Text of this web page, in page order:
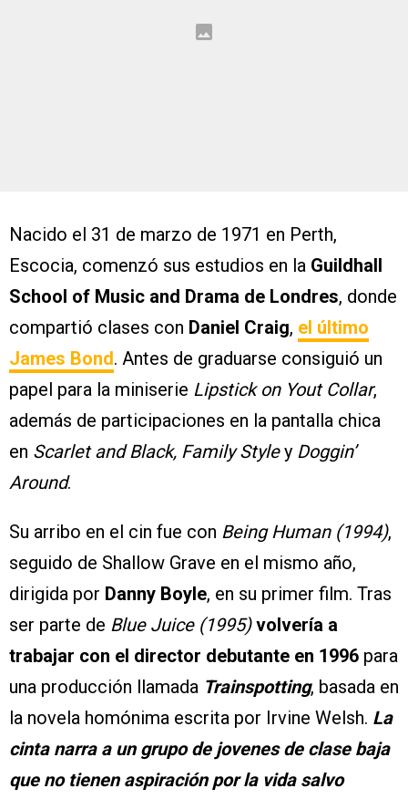
Nacido el 31 de marzo de 1971 en Perth,
Escocia, comenzó sus estudios en la Guildhall
School of Music and Drama de Londres, donde
compartió clases con Daniel Craig, el último
James Bond. Antes de graduarse consiguió un
papel para la miniserie Lipstick on Yout Collar,
además de participaciones en la pantalla chica
en Scarlet and Black, Family Styley Doggin’
Around.
Su arribo en el cin fue con Being Human (1994),
seguido de Shallow Grave en el mismo año,
dirigida por Danny Boyle, en su primer film. Tras
ser parte de Blue Juice (1995) volvería a
trabajar con el director debutante en 1996 para
una producción llamada Trainspotting, basada en
la novela homónima escrita por Irvine Welsh. La
cinta narra a un grupo de jovenes de clase baja
que no tienen aspiración por la vida salvo